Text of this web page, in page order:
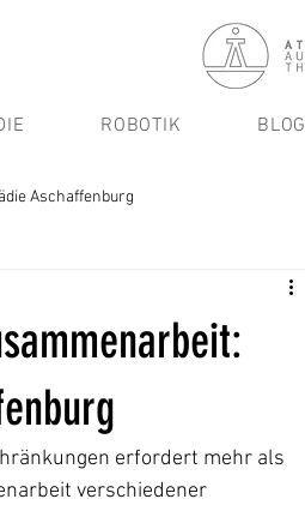
ROBOTIK BLOG
Aschaffenburg
erfordert mehr als
verschiedener